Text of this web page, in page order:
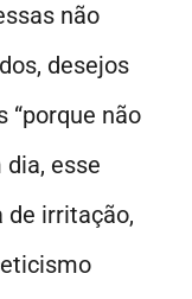
não
desejos
“porque não
dia, esse
de irritação,